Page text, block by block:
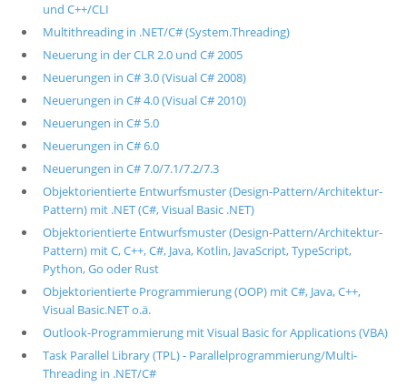
und C++/CLI
Multithreading in .NET/C# (System.Threading)
Neuerung in der CLR 2.0 und C# 2005
Neuerungen in C# 3.0 (Visual C# 2008)
Neuerungen in C# 4.0 (Visual C# 2010)
Neuerungen in C# 5.0
Neuerungen in C# 6.0
Neuerungen in C# 7.0/7.1/7.2/7.3
Objektorientierte Entwurfsmuster (Design-Pattern/Architektur-
Pattern) mit .NET (C#, Visual Basic .NET)
Objektorientierte Entwurfsmuster (Design-Pattern/Architektur-
Pattern) mit C, C++, C#, Java, Kotlin, JavaScript, TypeScript,
Python, Go oder Rust
Objektorientierte Programmierung (OOP) mit C#, Java, C++,
Visual Basic.NET o.ä.
Outlook-Programmierung mit Visual Basic for Applications (VBA)
Task Parallel Library (TPL) - Parallelprogrammierung/Multi-
Threading in .NET/C#